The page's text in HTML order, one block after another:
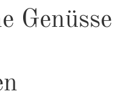
Genüsse